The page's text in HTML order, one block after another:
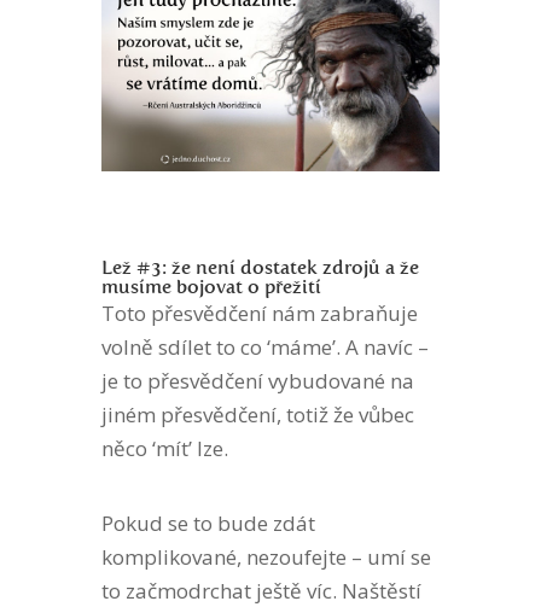
Lež #3: že není dostatek zdrojů a že
musíme bojovat o přežití
Toto přesvědčení nám zabraňuje
volně sdílet to co ‘máme’. A navíc –
je to přesvědčení vybudované na
jiném přesvědčení, totiž že vůbec
něco ‘mít’ lze.
Pokud se to bude zdát
komplikované, nezoufejte – umí se
to začmodrchat ještě víc. Naštěstí